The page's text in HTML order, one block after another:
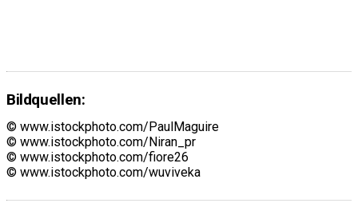
Bildquellen:
© www.istockphoto.com/PaulMaguire
© www.istockphoto.com/Niran_pr
© www.istockphoto.com/fiore26
© www.istockphoto.com/wuviveka